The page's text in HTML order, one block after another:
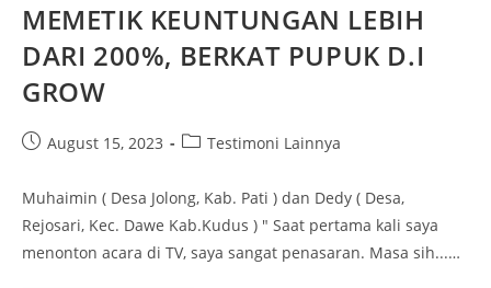
MEMETIK KEUNTUNGAN LEBIH
DARI 200%, BERKAT PUPUK D.I
GROW
August 15, 2023 Testimoni Lainnya
Muhaimin ( Desa Jolong, Kab. Pati ) dan Dedy ( Desa,
Rejosari, Kec. Dawe Kab.Kudus ) " Saat pertama kali saya
menonton acara di TV, saya sangat penasaran. Masa sih...…